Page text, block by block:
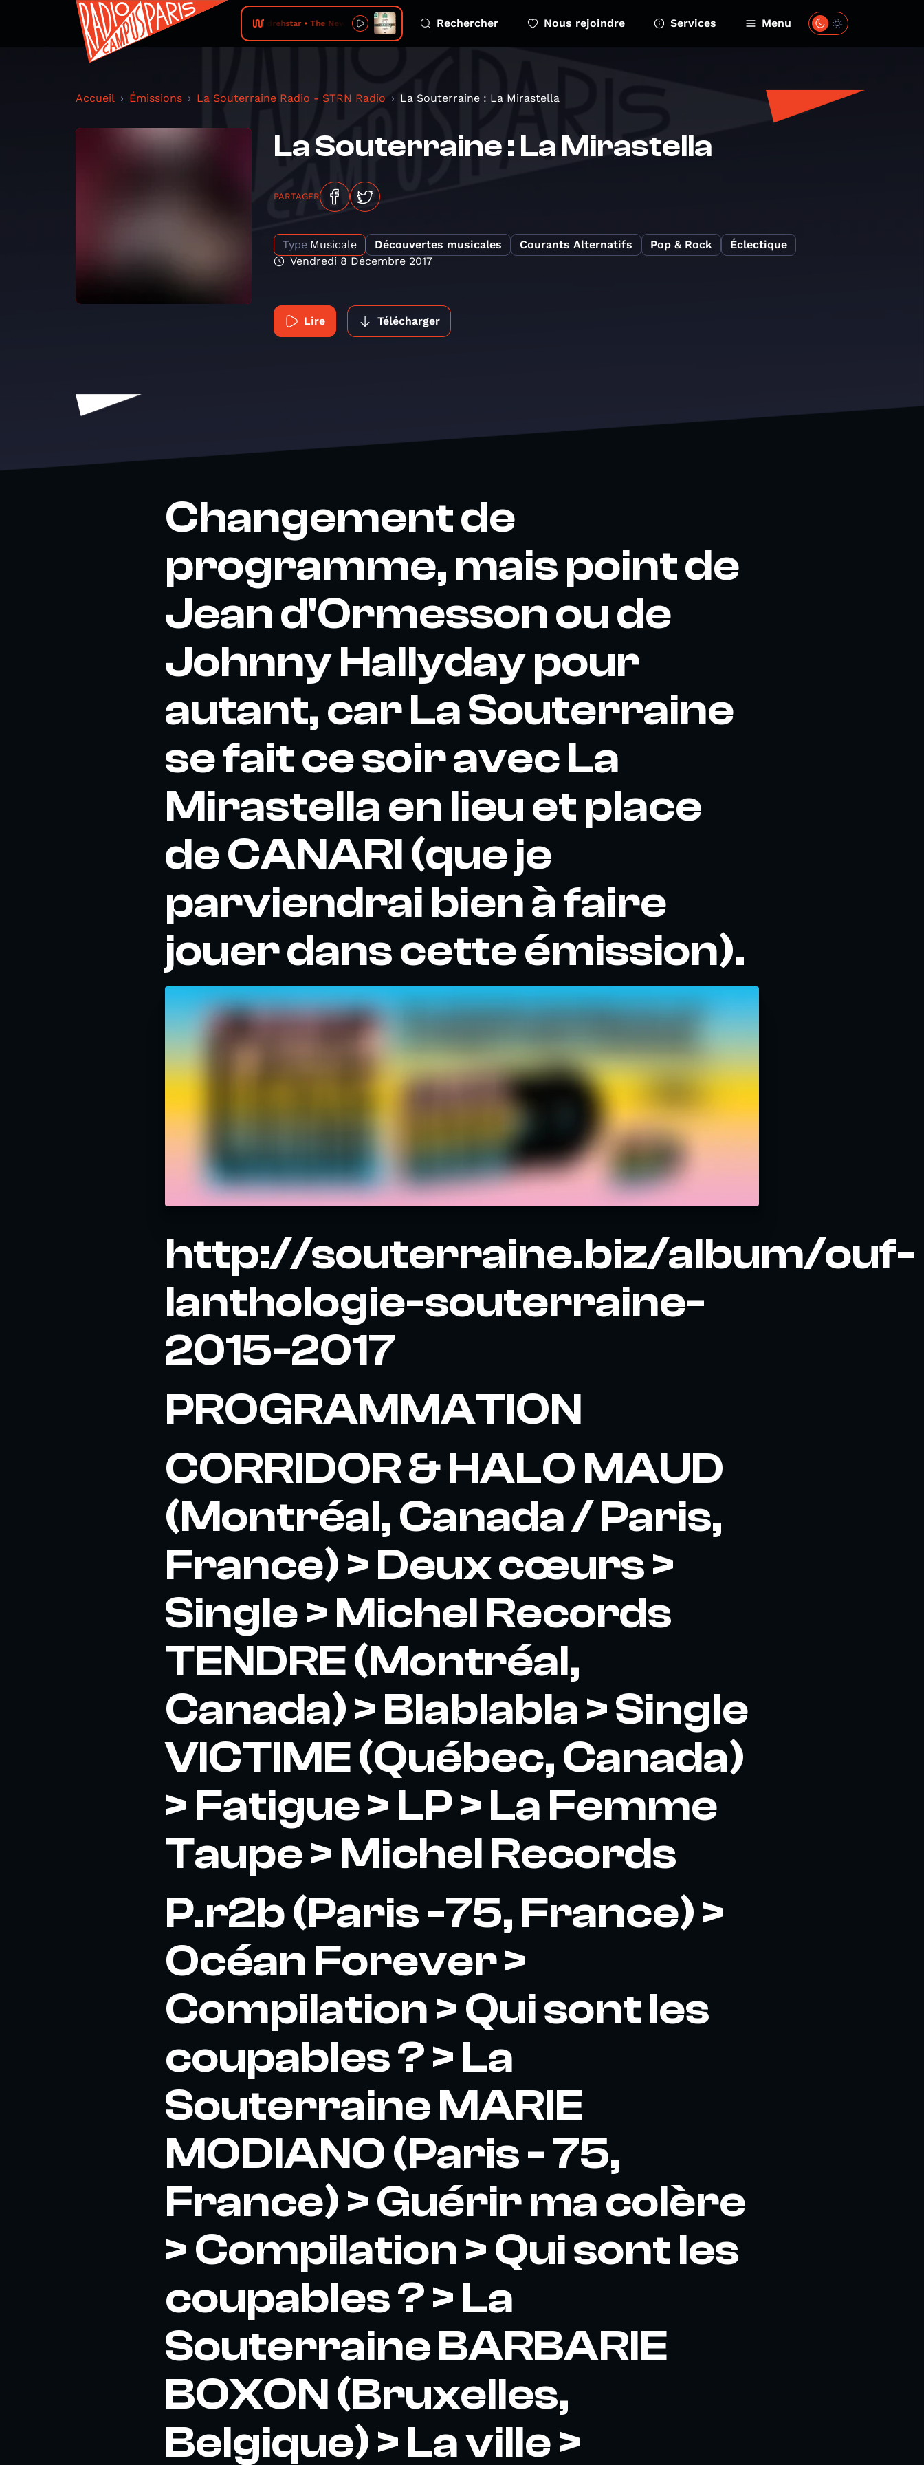
Feindrehstar • The New Ballad Rechercher Nous rejoindre Services Menu
Accueil Émissions La Souterraine Radio - STRN Radio La Souterraine : La Mirastella
La Souterraine : La Mirastella
PARTAGER
Type Musicale Découvertes musicales Courants Alternatifs Pop & Rock
Éclectique
Vendredi 8 Décembre 2017
Lire Télécharger
Changement de
programme, mais point de
Jean d'Ormesson ou de
Johnny Hallyday pour
autant, car La Souterraine
se fait ce soir avec La
Mirastella en lieu et place
de CANARI (que je
parviendrai bien à faire
jouer dans cette émission).
http://souterraine.biz/album/ouf-
lanthologie-souterraine-
2015-2017
PROGRAMMATION
CORRIDOR & HALO MAUD
(Montréal, Canada / Paris,
France) > Deux cœurs >
Single > Michel Records
TENDRE (Montréal,
Canada) > Blablabla > Single
VICTIME (Québec, Canada)
> Fatigue > LP > La Femme
Taupe > Michel Records
P.r2b (Paris -75, France) >
Océan Forever >
Compilation > Qui sont les
coupables ? > La
Souterraine MARIE
MODIANO (Paris - 75,
France) > Guérir ma colère
> Compilation > Qui sont les
coupables ? > La
Souterraine BARBARIE
BOXON (Bruxelles,
Belgique) > La ville >